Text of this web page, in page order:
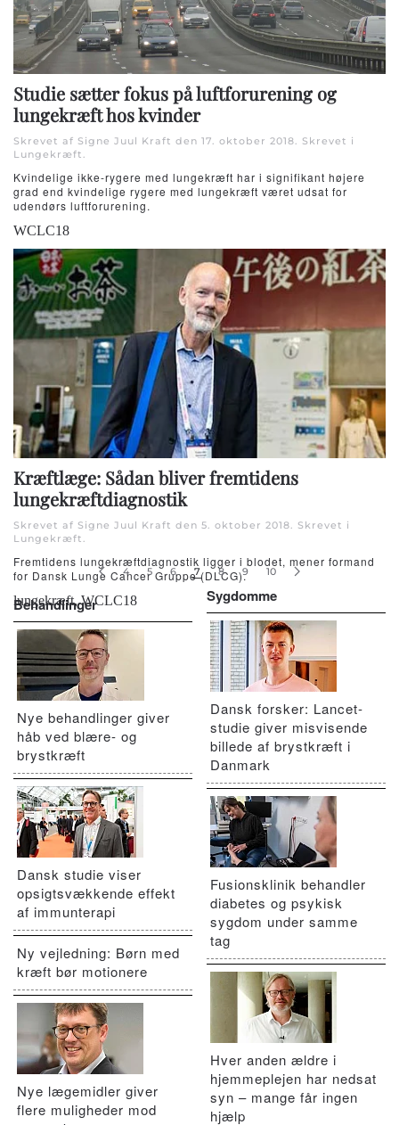
Studie sætter fokus på luftforurening og
lungekræft hos kvinder
Skrevet af Signe Juul Kraft den 17. oktober 2018. Skrevet i
Lungekræft.
Kvindelige ikke-rygere med lungekræft har i signifikant højere
grad end kvindelige rygere med lungekræft været udsat for
udendørs luftforurening.
WCLC18
Kræftlæge: Sådan bliver fremtidens
lungekræftdiagnostik
Skrevet af Signe Juul Kraft den 5. oktober 2018. Skrevet i
Lungekræft.
Fremtidens lungekræftdiagnostik ligger i blodet, mener formand
for Dansk Lunge Cancer Gruppe (DLCG).
lungekræft,WCLC18
4 5 6 7 8 9 10
Behandlinger
Nye behandlinger giver
håb ved blære- og
brystkræft
Dansk studie viser
opsigtsvækkende effekt
af immunterapi
Ny vejledning: Børn med
kræft bør motionere
Nye lægemidler giver
flere muligheder mod
Sygdomme
Dansk forsker: Lancet-
studie giver misvisende
billede af brystkræft i
Danmark
Fusionsklinik behandler
diabetes og psykisk
sygdom under samme
tag
Hver anden ældre i
hjemmeplejen har nedsat
syn – mange får ingen
hjælp